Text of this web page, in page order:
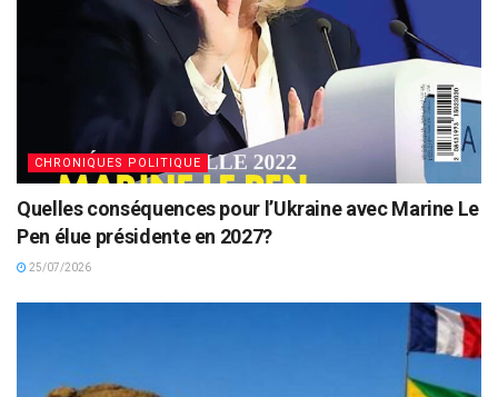
CHRONIQUES POLITIQUE
Quelles conséquences pour l’Ukraine avec Marine Le
Pen élue présidente en 2027?
25/07/2026